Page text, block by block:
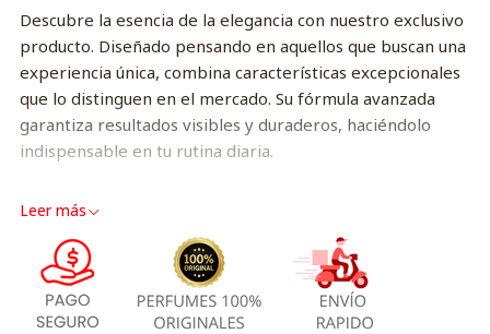
Descubre la esencia de la elegancia con nuestro exclusivo
producto. Diseñado pensando en aquellos que buscan una
experiencia única, combina características excepcionales
que lo distinguen en el mercado. Su fórmula avanzada
garantiza resultados visibles y duraderos, haciéndolo
indispensable en tu rutina diaria.
detalle y su eficacia comprobada, ideal para quienes
valoran la calidad. Ya sea que busques un regalo perfecto
o darte un capricho, este producto se adapta a tus
necesidades.
Leer más